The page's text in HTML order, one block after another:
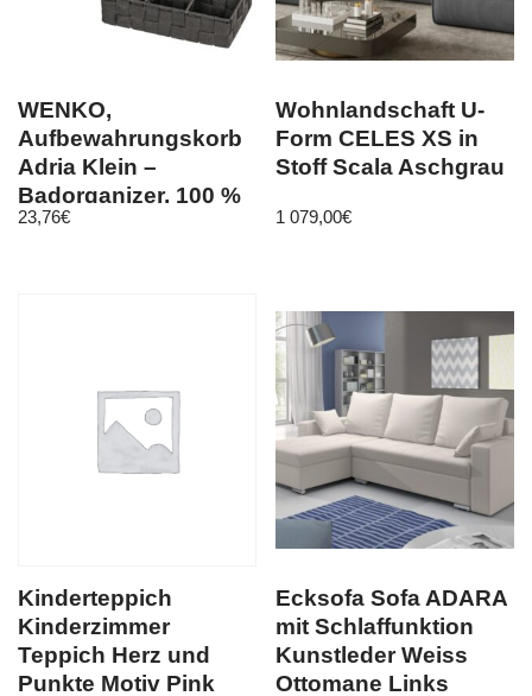
WENKO,
Aufbewahrungskorb
Adria Klein –
Badorganizer, 100 %
Polypropylen
23,76€
Wohnlandschaft U-
Form CELES XS in
Stoff Scala Aschgrau
1 079,00€
Kinderteppich
Kinderzimmer
Teppich Herz und
Punkte Motiv Pink
Ecksofa Sofa ADARA
mit Schlaffunktion
Kunstleder Weiss
Ottomane Links